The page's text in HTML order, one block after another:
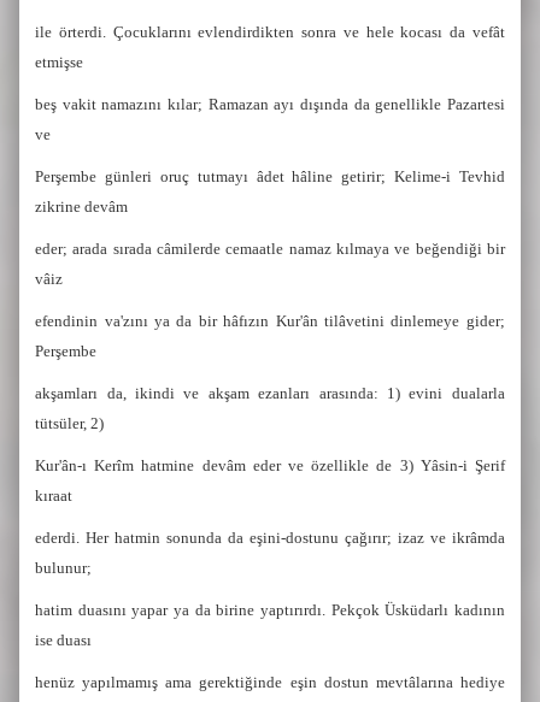
ile örterdi. Çocuklarını evlendirdikten sonra ve hele kocası da vefât
etmişse
beş vakit namazını kılar; Ramazan ayı dışında da genellikle Pazartesi
ve
Perşembe günleri oruç tutmayı âdet hâline getirir; Kelime-i Tevhid
zikrine devâm
eder; arada sırada câmilerde cemaatle namaz kılmaya ve beğendiği bir
vâiz
efendinin va'zını ya da bir hâfızın Kur'ân tilâvetini dinlemeye gider;
Perşembe
akşamları da, ikindi ve akşam ezanları arasında: 1) evini dualarla
tütsüler, 2)
Kur'ân-ı Kerîm hatmine devâm eder ve özellikle de 3) Yâsin-i Şerif
kıraat
ederdi. Her hatmin sonunda da eşini-dostunu çağırır; izaz ve ikrâmda
bulunur;
hatim duasını yapar ya da birine yaptırırdı. Pekçok Üsküdarlı kadının
ise duası
henüz yapılmamış ama gerektiğinde eşin dostun mevtâlarına hediye